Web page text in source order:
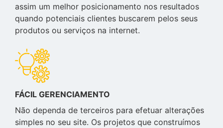
assim um melhor posicionamento nos resultados
quando potenciais clientes buscarem pelos seus
produtos ou serviços na internet.
FÁCIL GERENCIAMENTO
Não dependa de terceiros para efetuar alterações
simples no seu site. Os projetos que construímos